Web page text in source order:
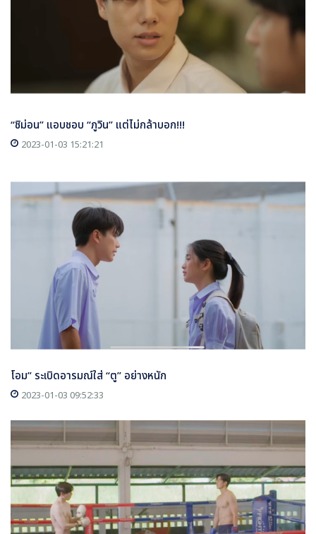
“ชิม่อน” แอบชอบ “ภูวิน” แต่ไม่กล้าบอก!!!
2023-01-03 15:21:21
โอม” ระเบิดอารมณ์ใส่ “ตู” อย่างหนัก
2023-01-03 09:52:33